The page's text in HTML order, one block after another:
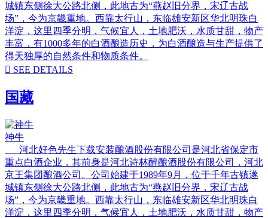
城镇东侧徐大公路北侧，此地古为“燕赵旧分界，宋辽古战
场”，今为京畿重地。西靠太行山，东临雄安新区华北明珠白
洋淀，这里四季分明，气候宜人，土地肥沃，水质甘甜，物产
丰富，有1000多年的白酒酿造历史，为白酒酿造与生产提供了
得天独厚的自然条件和物质条件。
 SEE DETAILS
国藏
神牛
河北好色先生下载安装酿酒股份有限公司是河北省保定市
重点白酒企业，其前身是河北诗林醉酿酒股份有限公司，河北
京王集团酿酒公司。公司始建于1989年9月，位于千年古镇遂
城镇东侧徐大公路北侧，此地古为“燕赵旧分界，宋辽古战
场”，今为京畿重地。西靠太行山，东临雄安新区华北明珠白
洋淀，这里四季分明，气候宜人，土地肥沃，水质甘甜，物产